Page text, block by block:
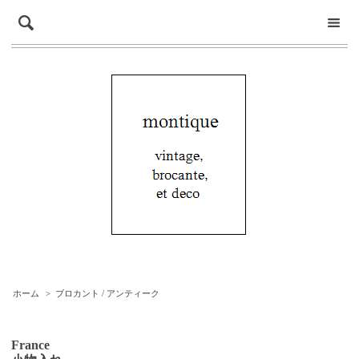
ホーム > ブロカント / アンティーク
France